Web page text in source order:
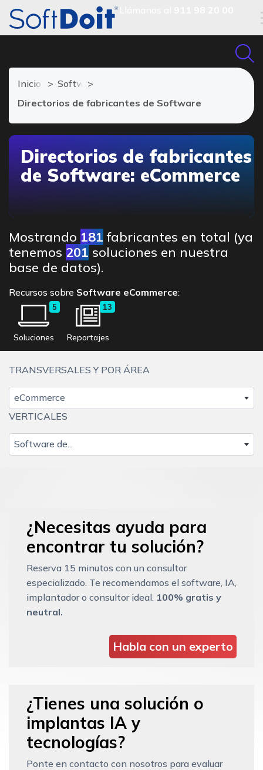
Inicio
Software eCommerce
Directorios de fabricantes de Software
Directorios de fabricantes
de Software: eCommerce
Mostrando 181 fabricantes en total (ya
tenemos 201 soluciones en nuestra
base de datos).
Recursos sobre Software eCommerce:
5
Soluciones
13
Reportajes
TRANSVERSALES Y POR ÁREA
eCommerce
VERTICALES
Software de...
¿Necesitas ayuda para
encontrar tu solución?
Reserva 15 minutos con un consultor
especializado. Te recomendamos el software, IA,
implantador o consultor ideal. 100% gratis y
neutral.
Habla con un experto
¿Tienes una solución o
implantas IA y
tecnologías?
Ponte en contacto con nosotros para evaluar